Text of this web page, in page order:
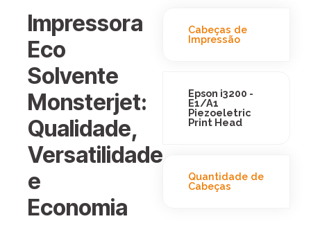
Impressora
Eco
Solvente
Monsterjet:
Qualidade,
Versatilidade
e
Economia
Cabeças de
Impressão
Epson i3200 -
E1/A1
Piezoeletric
Print Head
Quantidade de
Cabeças